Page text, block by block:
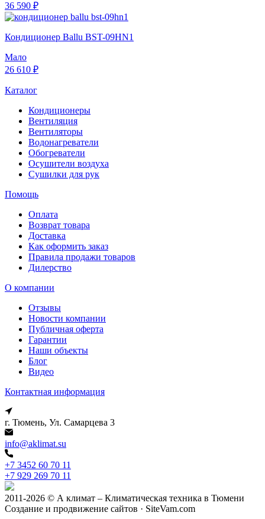
36 590 ₽
Кондиционер Ballu BST-09HN1
Мало
26 610 ₽
Каталог
Кондиционеры
Вентиляция
Вентиляторы
Водонагреватели
Обогреватели
Осушители воздуха
Сушилки для рук
Помощь
Оплата
Возврат товара
Доставка
Как оформить заказ
Правила продажи товаров
Дилерство
О компании
Отзывы
Новости компании
Публичная оферта
Гарантии
Наши объекты
Блог
Видео
Контактная информация
г. Тюмень, Ул. Самарцева 3
info@aklimat.su
+7 3452 60 70 11
+7 929 269 70 11
2011-2026 © А климат – Климатическая техника в Тюмени
Создание и продвижение сайтов · SiteVam.com